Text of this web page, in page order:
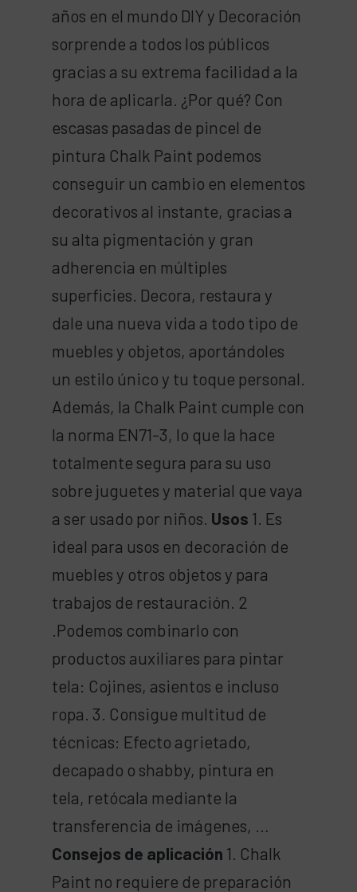
años en el mundo DIY y Decoración
sorprende a todos los públicos
gracias a su extrema facilidad a la
hora de aplicarla. ¿Por qué? Con
escasas pasadas de pincel de
pintura Chalk Paint podemos
conseguir un cambio en elementos
decorativos al instante, gracias a
su alta pigmentación y gran
adherencia en múltiples
superficies. Decora, restaura y
dale una nueva vida a todo tipo de
muebles y objetos, aportándoles
un estilo único y tu toque personal.
Además, la Chalk Paint cumple con
la norma EN71-3, lo que la hace
totalmente segura para su uso
sobre juguetes y material que vaya
a ser usado por niños. Usos 1. Es
ideal para usos en decoración de
muebles y otros objetos y para
trabajos de restauración. 2
.Podemos combinarlo con
productos auxiliares para pintar
tela: Cojines, asientos e incluso
ropa. 3. Consigue multitud de
técnicas: Efecto agrietado,
decapado o shabby, pintura en
tela, retócala mediante la
transferencia de imágenes, …
Consejos de aplicación 1. Chalk
Paint no requiere de preparación